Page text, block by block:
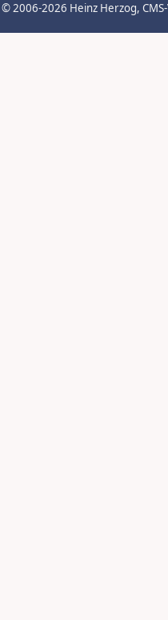
© 2006-2026 Heinz Herzog,